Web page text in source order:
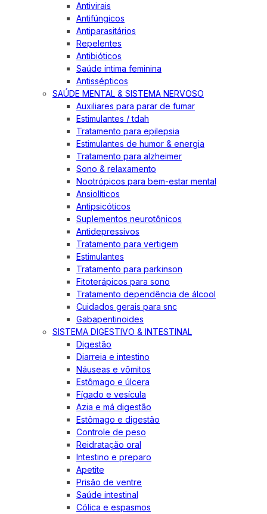
Antivirais
Antifúngicos
Antiparasitários
Repelentes
Antibióticos
Saúde íntima feminina
Antissépticos
SAÚDE MENTAL & SISTEMA NERVOSO
Auxiliares para parar de fumar
Estimulantes / tdah
Tratamento para epilepsia
Estimulantes de humor & energia
Tratamento para alzheimer
Sono & relaxamento
Nootrópicos para bem-estar mental
Ansiolíticos
Antipsicóticos
Suplementos neurotônicos
Antidepressivos
Tratamento para vertigem
Estimulantes
Tratamento para parkinson
Fitoterápicos para sono
Tratamento dependência de álcool
Cuidados gerais para snc
Gabapentinoides
SISTEMA DIGESTIVO & INTESTINAL
Digestão
Diarreia e intestino
Náuseas e vômitos
Estômago e úlcera
Fígado e vesícula
Azia e má digestão
Estômago e digestão
Controle de peso
Reidratação oral
Intestino e preparo
Apetite
Prisão de ventre
Saúde intestinal
Cólica e espasmos